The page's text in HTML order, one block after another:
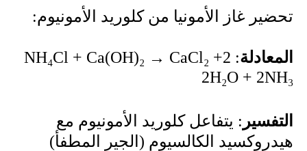
تحضير غاز الأمونيا من كلوريد الأمونيوم:
المعادلة: 2
NH₄Cl + Ca(OH)₂ → CaCl₂ +
2H₂O + 2NH₃
التفسير : يتفاعل كلوريد الأمونيوم مع
هيدروكسيد الكالسيوم (الجير المطفأ)